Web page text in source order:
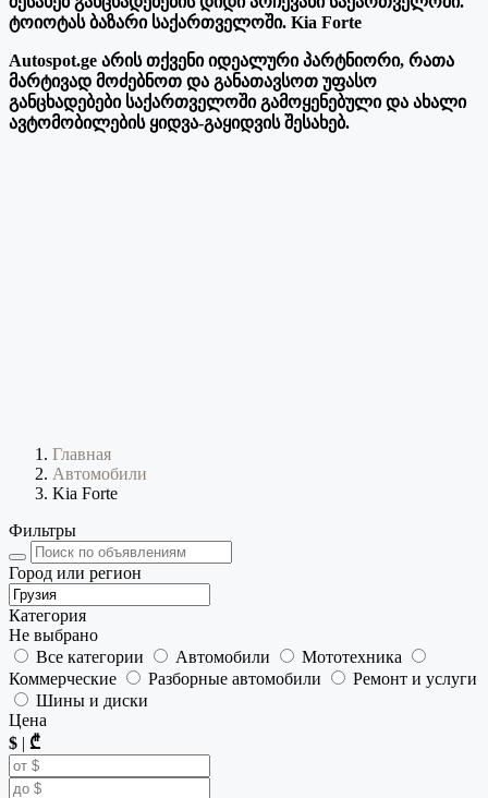
ტოიოტას ბაზარი საქართველოში. Kia Forte
Autospot.ge არის თქვენი იდეალური პარტნიორი, რათა
მარტივად მოძებნოთ და განათავსოთ უფასო
განცხადებები საქართველოში გამოყენებული და ახალი
ავტომობილების ყიდვა-გაყიდვის შესახებ.
Главная
Автомобили
Kia Forte
Фильтры
Город или регион
Категория
Не выбрано
Все категории
Автомобили
Мототехника
Коммерческие
Разборные автомобили
Ремонт и услуги
Шины и диски
Цена
$ | ₾